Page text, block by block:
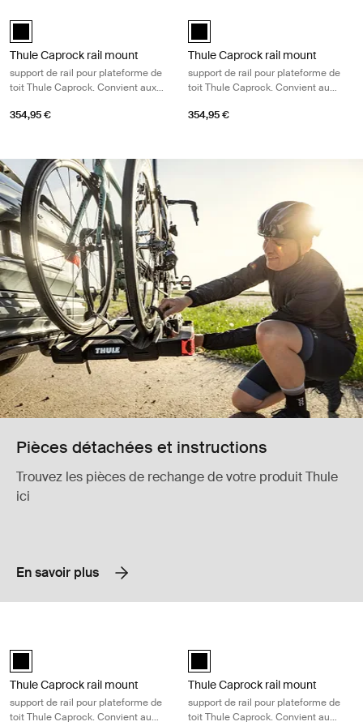
Thule Caprock rail mount Noir (selected)
Thule Caprock rail mount
support de rail pour plateforme de
toit Thule Caprock. Convient aux
Cab, 2015-2023, Mitsubishi Triton
354,95 €
Thule Caprock rail mount Noir
Thule Caprock rail mount
support de rail pour plateforme de
toit Thule Caprock. Convient au
Tacoma, 2005-2023
354,95 €
Pièces détachées et instructions
Trouvez les pièces de rechange de votre produit Thule
ici
En savoir plus
Thule Caprock rail mount Noir (selected)
Thule Caprock rail mount
support de rail pour plateforme de
toit Thule Caprock. Convient au
Thule Caprock rail mount Noir
Thule Caprock rail mount
support de rail pour plateforme de
toit Thule Caprock. Convient au